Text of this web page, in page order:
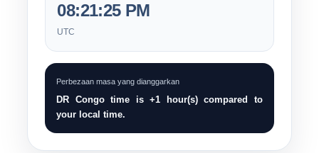
08:21:26 PM
UTC
Perbezaan masa yang dianggarkan
DR Congo time is +1 hour(s) compared to
your local time.